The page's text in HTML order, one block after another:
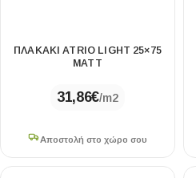
ΠΛΑΚΑΚΙ ATRIO LIGHT 25×75
MATT
31,86€/m2
Αποστολή στο χώρο σου